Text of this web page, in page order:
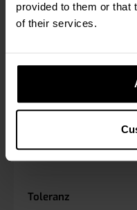
provided to them or that
of their services.
Wiegekapazität
2 kg, optional 1 kg
Toleranz